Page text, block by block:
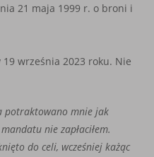
21 maja 1999 r. o broni i
19 września 2023 roku. Nie
potraktowano mnie jak
nie zapłaciłem.
do celi, wcześniej każąc